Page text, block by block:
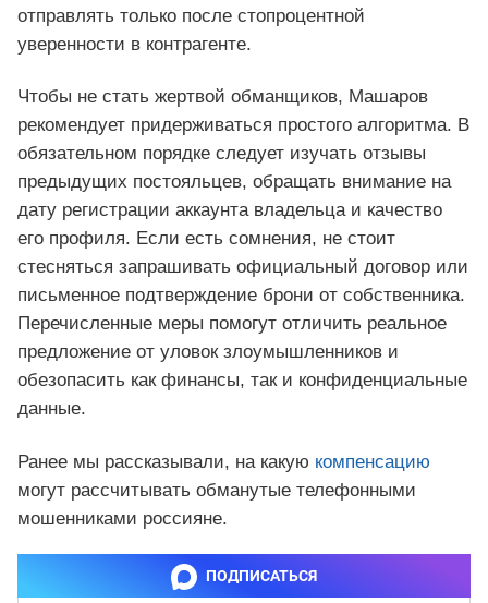
отправлять только после стопроцентной
уверенности в контрагенте.
Чтобы не стать жертвой обманщиков, Машаров
рекомендует придерживаться простого алгоритма. В
обязательном порядке следует изучать отзывы
предыдущих постояльцев, обращать внимание на
дату регистрации аккаунта владельца и качество
его профиля. Если есть сомнения, не стоит
стесняться запрашивать официальный договор или
письменное подтверждение брони от собственника.
Перечисленные меры помогут отличить реальное
предложение от уловок злоумышленников и
обезопасить как финансы, так и конфиденциальные
данные.
Ранее мы рассказывали, на какую компенсацию
могут рассчитывать обманутые телефонными
мошенниками россияне.
ПОДПИСАТЬСЯ